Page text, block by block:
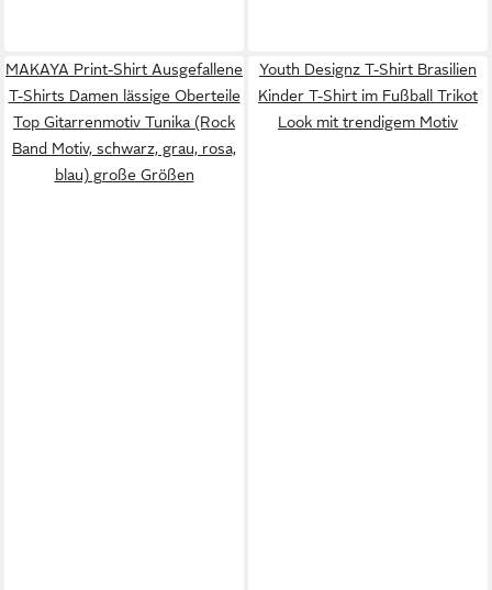
MAKAYA Print-Shirt Ausgefallene
T-Shirts Damen lässige Oberteile
Top Gitarrenmotiv Tunika (Rock
Band Motiv, schwarz, grau, rosa,
blau) große Größen
Youth Designz T-Shirt Brasilien
Kinder T-Shirt im Fußball Trikot
Look mit trendigem Motiv